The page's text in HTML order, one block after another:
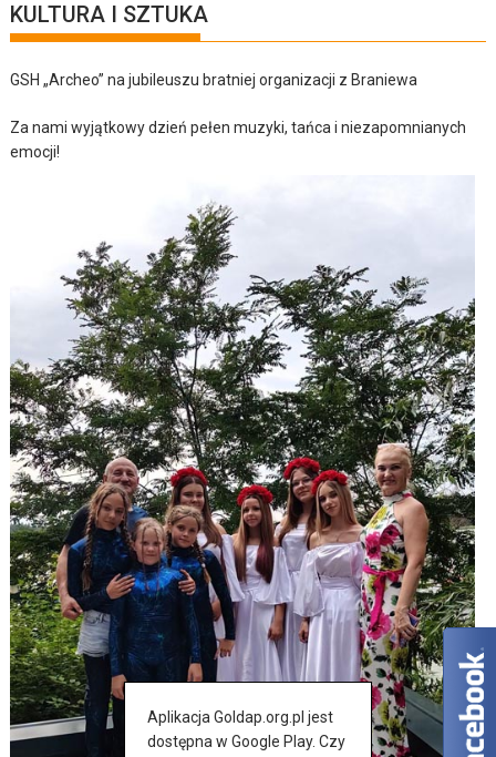
KULTURA I SZTUKA
GSH „Archeo” na jubileuszu bratniej organizacji z Braniewa
Za nami wyjątkowy dzień pełen muzyki, tańca i niezapomnianych
emocji!
Aplikacja Goldap.org.pl jest
dostępna w Google Play. Czy